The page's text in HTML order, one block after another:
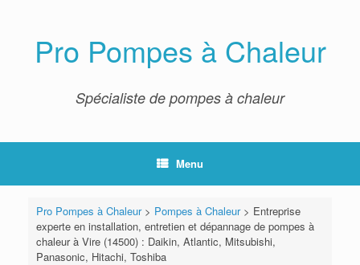
Pro Pompes à Chaleur
Spécialiste de pompes à chaleur
Menu
Pro Pompes à Chaleur> Pompes à Chaleur> Entreprise
experte en installation, entretien et dépannage de pompes à
chaleur à Vire (14500) : Daikin, Atlantic, Mitsubishi,
Panasonic, Hitachi, Toshiba